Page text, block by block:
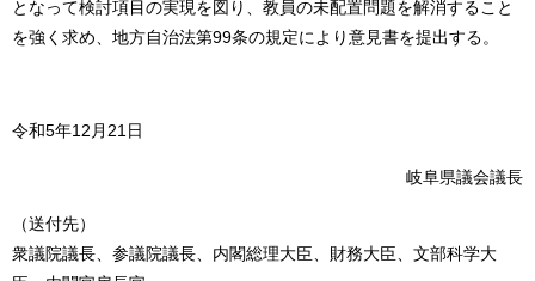
となって検討項目の実現を図り、教員の未配置問題を解消すること
を強く求め、地方自治法第99条の規定により意見書を提出する。
令和5年12月21日
岐阜県議会議長
（送付先）
衆議院議長、参議院議長、内閣総理大臣、財務大臣、文部科学大